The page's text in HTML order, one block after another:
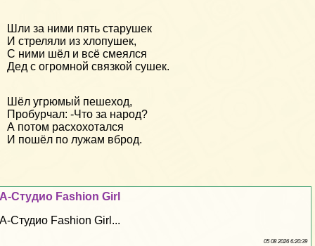
Шли за ними пять старушек
И стреляли из хлопушек,
С ними шёл и всё смеялся
Дед с огромной связкой сушек.
Шёл угрюмый пешеход,
Пробурчал: -Что за народ?
А потом расхохотался
И пошёл по лужам вброд.
А-Студио Fashion Girl
А-Студио Fashion Girl...
05 08 2026 6:20:39